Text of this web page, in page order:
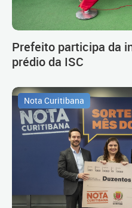
Prefeito participa da
prédio da ISC
Nota Curitibana